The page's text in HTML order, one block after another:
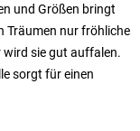
und Größen bringt
Träumen nur fröhliche
wird sie gut auffalen.
sorgt für einen